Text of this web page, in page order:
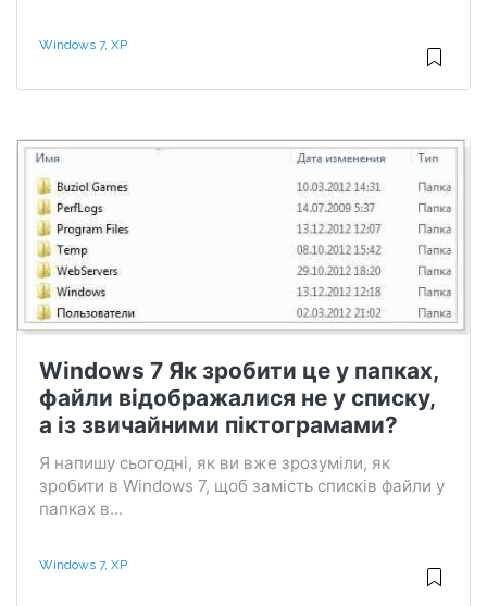
Windows 7, XP
Windows 7 Як зробити це у папках,
файли відображалися не у списку,
а із звичайними піктограмами?
Я напишу сьогодні, як ви вже зрозуміли, як
зробити в Windows 7, щоб замість списків файли у
папках в...
Windows 7, XP